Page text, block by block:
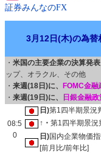
証券みんなのFX
3月12日(木)の為替
・ 米国の主要企業の決算発表
ップ、オラクル、その他
・ 来週(18日)に、 FOMC金
・ 来週(19日)に、 日銀金融
08:5
0
日)第1四半期景況
↑・ 第1四半期景況
日)国内企業物価
[前月比/前年比]